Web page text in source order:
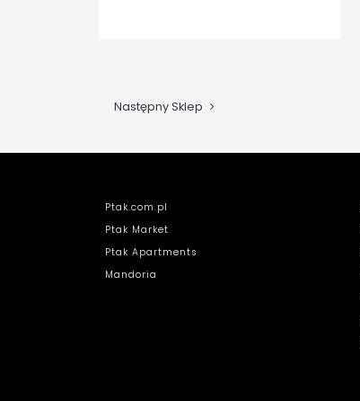
Następny Sklep
Ptak.com.pl
Ptak Market
Ptak Apartments
Mandoria